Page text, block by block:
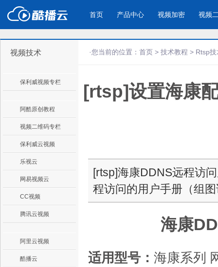
首页 产品中心
产品与新功能
视频加密防下载防录屏
教学课程全终端视频加密
防下载/防盗录/防录屏/防篡改
酷播云 | 企
免费稳定无
视频加密 视频
应用场景
企业宣传
企业视频宣传，提升企业形象
产品宣传
通过视频来展示
个人网站
为个人网站、博客论坛，添加视频
视频技术
保利威视频专栏
阿酷原创教程
视频二维码专栏
保利威云视频
乐视云
网易视频云
CC视频
腾讯云视频
阿里云视频
酷播云
·您当前的位置： 首页 > 技术教程 > Rtsp技
[rtsp]设置海康
[rtsp]海康DDNS远程访
程访问的用户手册（组
海康
适用型号： 海康系列